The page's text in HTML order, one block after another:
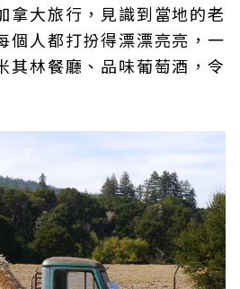
拿大旅行，見識到當地的老
個人都打扮得漂漂亮亮，一
其林餐廳、品味葡萄酒，令